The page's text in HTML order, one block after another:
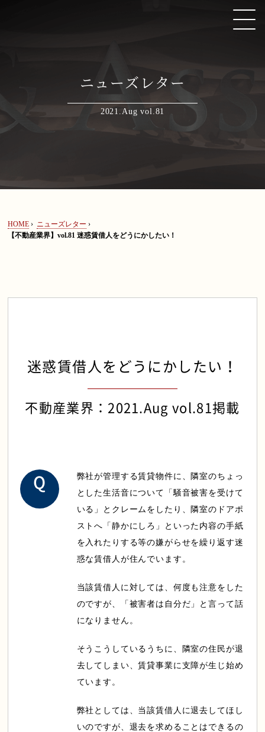
0120-128-067
ニューズレター
2021.Aug vol.81
HOME › ニューズレター ›
【不動産業界】vol.81 迷惑賃借人をどうにかしたい！
迷惑賃借人をどうにかしたい！
不動産業界：2021.Aug vol.81掲載
弊社が管理する賃貸物件に、隣室のちょっ
とした生活音について「騒音被害を受けて
いる」とクレームをしたり、隣室のドアポ
ストへ「静かにしろ」といった内容の手紙
を入れたりする等の嫌がらせを繰り返す迷
惑な賃借人が住んでいます。
当該賃借人に対しては、何度も注意をした
のですが、「被害者は自分だ」と言って話
になりません。
そうこうしているうちに、隣室の住民が退
去してしまい、賃貸事業に支障が生じ始め
ています。
弊社としては、当該賃借人に退去してほし
いのですが、退去を求めることはできるの